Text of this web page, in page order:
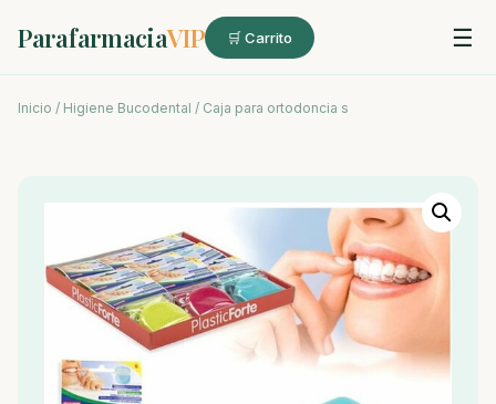
ParafarmaciaVIP 🛒 Carrito ☰
Inicio / Higiene Bucodental / Caja para ortodoncia s